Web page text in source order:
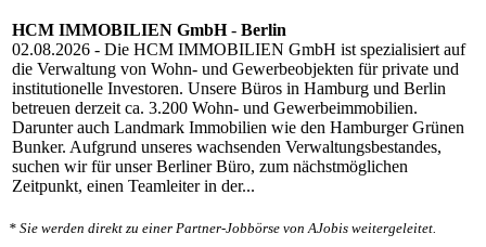
HCM IMMOBILIEN GmbH- Berlin
02.08.2026 - Die HCM IMMOBILIEN GmbH ist spezialisiert auf
die Verwaltung von Wohn- und Gewerbeobjekten für private und
institutionelle Investoren. Unsere Büros in Hamburg und Berlin
betreuen derzeit ca. 3.200 Wohn- und Gewerbeimmobilien.
Darunter auch Landmark Immobilien wie den Hamburger Grünen
Bunker. Aufgrund unseres wachsenden Verwaltungsbestandes,
suchen wir für unser Berliner Büro, zum nächstmöglichen
Zeitpunkt, einen Teamleiter in der...
* Sie werden direkt zu einer Partner-Jobbörse von AJobis weitergeleitet.